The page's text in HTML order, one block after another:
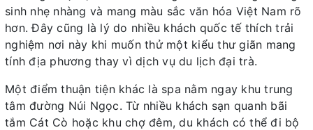
sinh nhẹ nhàng và mang màu sắc văn hóa Việt Nam rõ
hơn. Đây cũng là lý do nhiều khách quốc tế thích trải
nghiệm nơi này khi muốn thử một kiểu thư giãn mang
tính địa phương thay vì dịch vụ du lịch đại trà.
Một điểm thuận tiện khác là spa nằm ngay khu trung
tâm đường Núi Ngọc. Từ nhiều khách sạn quanh bãi
tắm Cát Cò hoặc khu chợ đêm, du khách có thể đi bộ